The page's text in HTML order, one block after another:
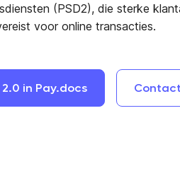
(PSD2), die sterke
voor online transacties.
2.0 in Pay.docs Contact